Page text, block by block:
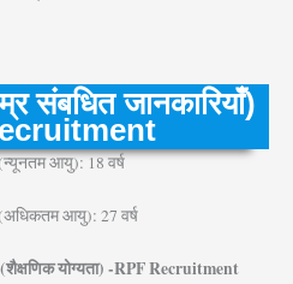
संबधित जानकारियाँ)
आयु): 18 वर्ष
आयु): 27 वर्ष
योग्यता) -RPF Recruitment